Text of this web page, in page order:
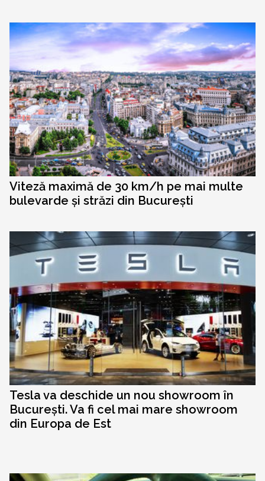
Viteză maximă de 30 km/h pe mai multe
bulevarde și străzi din București
Tesla va deschide un nou showroom în
București. Va fi cel mai mare showroom
din Europa de Est